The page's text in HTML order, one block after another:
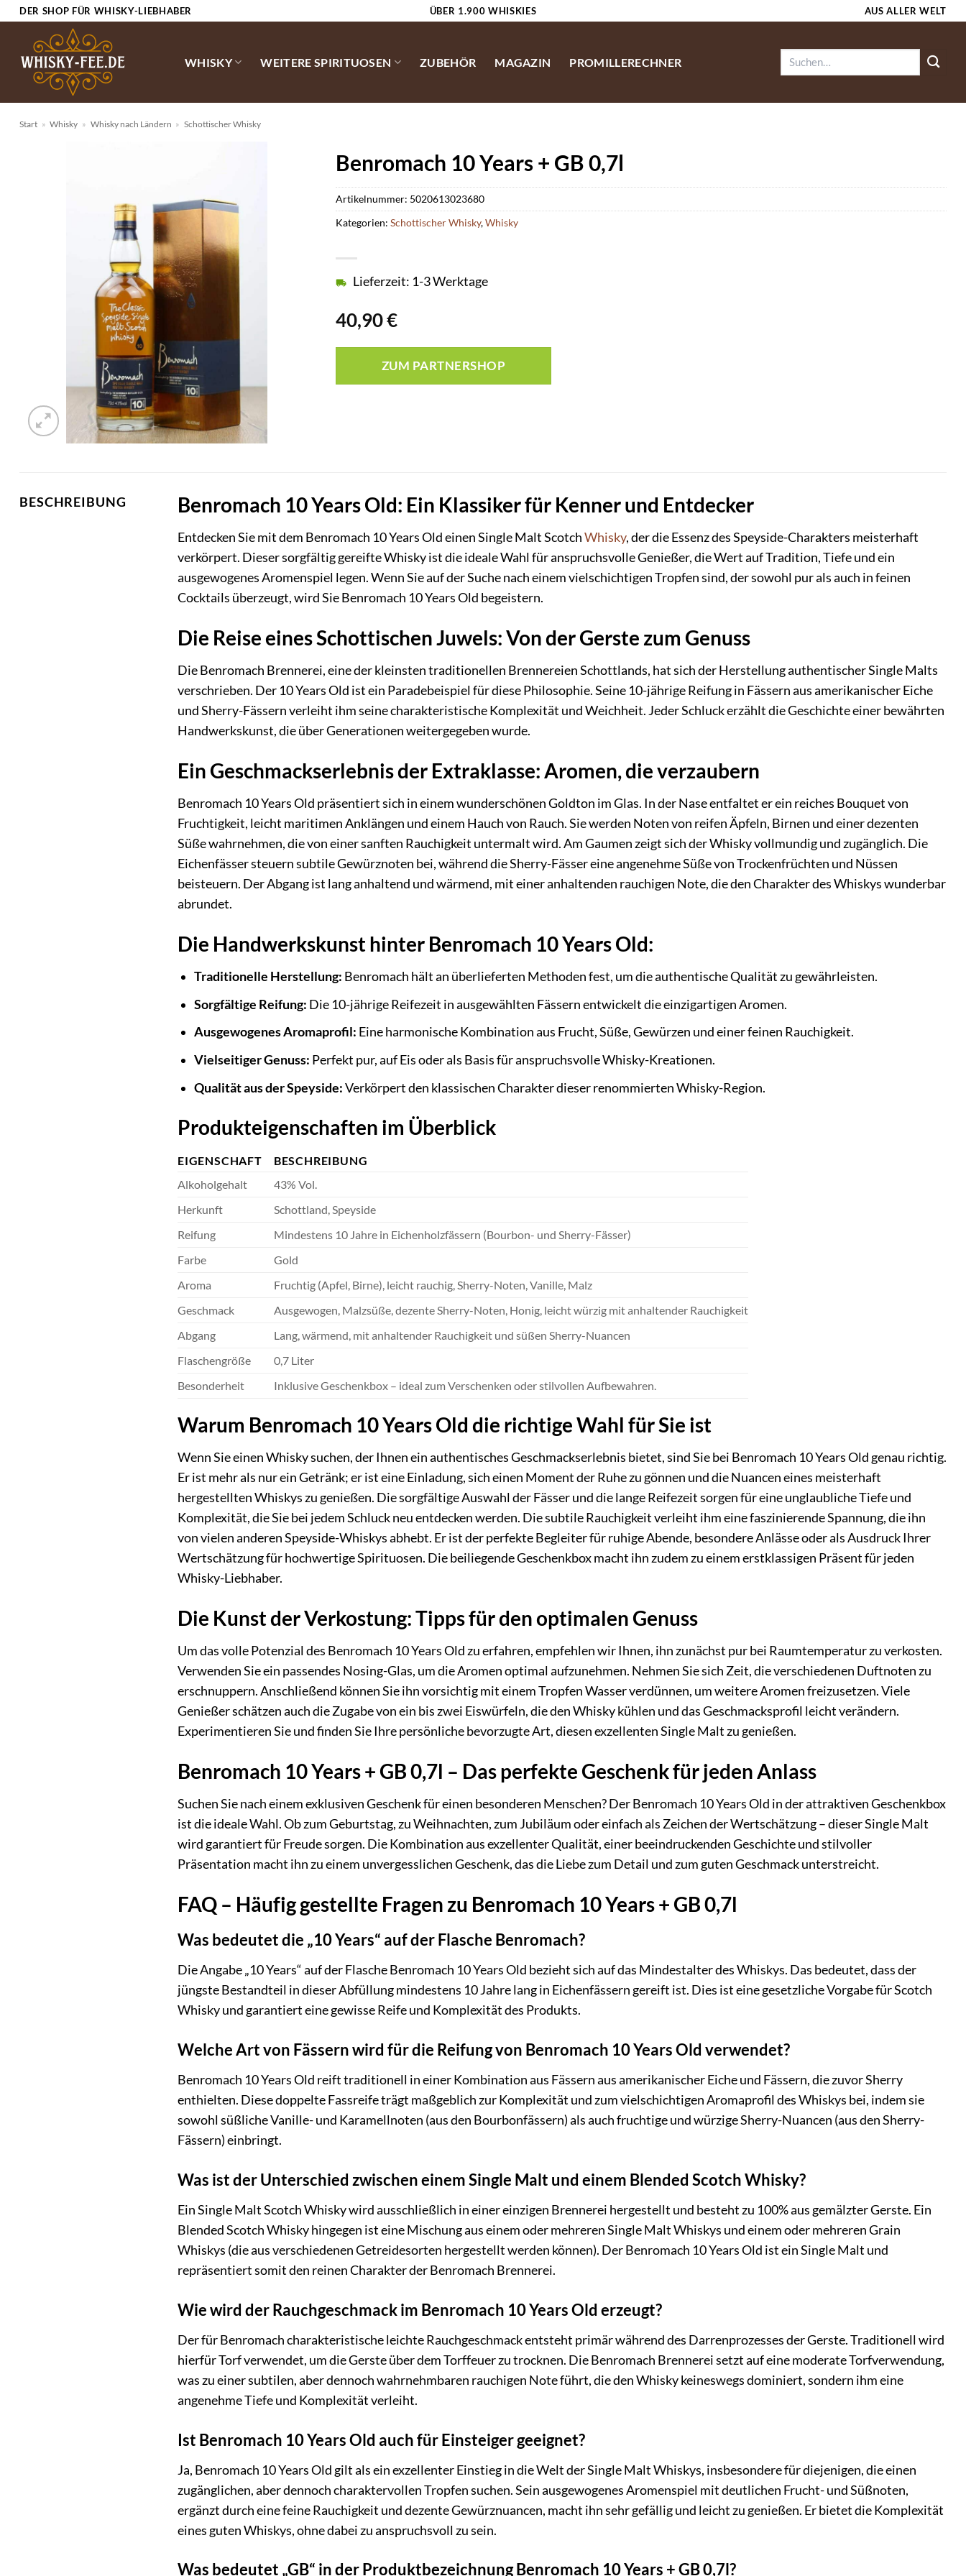
Zum
springen
DER SHOP FÜR WHISKY-LIEBHABER ÜBER 1.900 WHISKIES AUS ALLER WELT
WHISKY WEITERE SPIRITUOSEN ZUBEHÖR MAGAZIN PROMILLERECHNER
Suchen
Start » Whisky » Whisky nach Ländern » Schottischer Whisky
Benromach 10 Years + GB 0,7l
40,90€
Lieferzeit: 1-3 Werktage
ZUM PARTNERSHOP
Artikelnummer: 5020613023680
Kategorien: Schottischer Whisky,Whisky
BESCHREIBUNG Benromach 10 Years Old: Ein Klassiker für Kenner und Entdecker
Entdecken Sie mit dem Benromach 10 Years Old einen Single Malt ScotchWhisky, der die Essenz des Speyside-Charakters meisterhaft
verkörpert. Dieser sorgfältig gereifte Whisky ist die ideale Wahl für anspruchsvolle Genießer, die Wert auf Tradition, Tiefe und ein
ausgewogenes Aromenspiel legen. Wenn Sie auf der Suche nach einem vielschichtigen Tropfen sind, der sowohl pur als auch in feinen
Cocktails überzeugt, wird Sie Benromach 10 Years Old begeistern.
Die Reise eines Schottischen Juwels: Von der Gerste zum Genuss
Die Benromach Brennerei, eine der kleinsten traditionellen Brennereien Schottlands, hat sich der Herstellung authentischer Single Malts
verschrieben. Der 10 Years Old ist ein Paradebeispiel für diese Philosophie. Seine 10-jährige Reifung in Fässern aus amerikanischer Eiche
und Sherry-Fässern verleiht ihm seine charakteristische Komplexität und Weichheit. Jeder Schluck erzählt die Geschichte einer bewährten
Handwerkskunst, die über Generationen weitergegeben wurde.
Ein Geschmackserlebnis der Extraklasse: Aromen, die verzaubern
Benromach 10 Years Old präsentiert sich in einem wunderschönen Goldton im Glas. In der Nase entfaltet er ein reiches Bouquet von
Fruchtigkeit, leicht maritimen Anklängen und einem Hauch von Rauch. Sie werden Noten von reifen Äpfeln, Birnen und einer dezenten
Süße wahrnehmen, die von einer sanften Rauchigkeit untermalt wird. Am Gaumen zeigt sich der Whisky vollmundig und zugänglich. Die
Eichenfässer steuern subtile Gewürznoten bei, während die Sherry-Fässer eine angenehme Süße von Trockenfrüchten und Nüssen
beisteuern. Der Abgang ist lang anhaltend und wärmend, mit einer anhaltenden rauchigen Note, die den Charakter des Whiskys wunderbar
abrundet.
Die Handwerkskunst hinter Benromach 10 Years Old:
Traditionelle Herstellung: Benromach hält an überlieferten Methoden fest, um die authentische Qualität zu gewährleisten.
Sorgfältige Reifung: Die 10-jährige Reifezeit in ausgewählten Fässern entwickelt die einzigartigen Aromen.
Ausgewogenes Aromaprofil: Eine harmonische Kombination aus Frucht, Süße, Gewürzen und einer feinen Rauchigkeit.
Vielseitiger Genuss: Perfekt pur, auf Eis oder als Basis für anspruchsvolle Whisky-Kreationen.
Qualität aus der Speyside:Verkörpert den klassischen Charakter dieser renommierten Whisky-Region.
Produkteigenschaften im Überblick
EIGENSCHAFT
BESCHREIBUNG
Alkoholgehalt
43% Vol.
Herkunft
Schottland, Speyside
Reifung
Mindestens 10 Jahre in Eichenholzfässern (Bourbon- und Sherry-Fässer)
Farbe
Gold
Aroma
Fruchtig (Apfel, Birne), leicht rauchig, Sherry-Noten, Vanille, Malz
Geschmack
Ausgewogen, Malzsüße, dezente Sherry-Noten, Honig, leicht würzig mit anhaltender Rauchigkeit
Abgang
Lang, wärmend, mit anhaltender Rauchigkeit und süßen Sherry-Nuancen
Flaschengröße
0,7 Liter
Besonderheit
Inklusive Geschenkbox – ideal zum Verschenken oder stilvollen Aufbewahren.
Warum Benromach 10 Years Old die richtige Wahl für Sie ist
Wenn Sie einen Whisky suchen, der Ihnen ein authentisches Geschmackserlebnis bietet, sind Sie bei Benromach 10 Years Old genau richtig.
Er ist mehr als nur ein Getränk; er ist eine Einladung, sich einen Moment der Ruhe zu gönnen und die Nuancen eines meisterhaft
hergestellten Whiskys zu genießen. Die sorgfältige Auswahl der Fässer und die lange Reifezeit sorgen für eine unglaubliche Tiefe und
Komplexität, die Sie bei jedem Schluck neu entdecken werden. Die subtile Rauchigkeit verleiht ihm eine faszinierende Spannung, die ihn
von vielen anderen Speyside-Whiskys abhebt. Er ist der perfekte Begleiter für ruhige Abende, besondere Anlässe oder als Ausdruck Ihrer
Wertschätzung für hochwertige Spirituosen. Die beiliegende Geschenkbox macht ihn zudem zu einem erstklassigen Präsent für jeden
Whisky-Liebhaber.
Die Kunst der Verkostung: Tipps für den optimalen Genuss
Um das volle Potenzial des Benromach 10 Years Old zu erfahren, empfehlen wir Ihnen, ihn zunächst pur bei Raumtemperatur zu verkosten.
Verwenden Sie ein passendes Nosing-Glas, um die Aromen optimal aufzunehmen. Nehmen Sie sich Zeit, die verschiedenen Duftnoten zu
erschnuppern. Anschließend können Sie ihn vorsichtig mit einem Tropfen Wasser verdünnen, um weitere Aromen freizusetzen. Viele
Genießer schätzen auch die Zugabe von ein bis zwei Eiswürfeln, die den Whisky kühlen und das Geschmacksprofil leicht verändern.
Experimentieren Sie und finden Sie Ihre persönliche bevorzugte Art, diesen exzellenten Single Malt zu genießen.
Benromach 10 Years + GB 0,7l – Das perfekte Geschenk für jeden Anlass
Suchen Sie nach einem exklusiven Geschenk für einen besonderen Menschen? Der Benromach 10 Years Old in der attraktiven Geschenkbox
ist die ideale Wahl. Ob zum Geburtstag, zu Weihnachten, zum Jubiläum oder einfach als Zeichen der Wertschätzung – dieser Single Malt
wird garantiert für Freude sorgen. Die Kombination aus exzellenter Qualität, einer beeindruckenden Geschichte und stilvoller
Präsentation macht ihn zu einem unvergesslichen Geschenk, das die Liebe zum Detail und zum guten Geschmack unterstreicht.
FAQ – Häufig gestellte Fragen zu Benromach 10 Years + GB 0,7l
Was bedeutet die „10 Years“ auf der Flasche Benromach?
Die Angabe „10 Years“ auf der Flasche Benromach 10 Years Old bezieht sich auf das Mindestalter des Whiskys. Das bedeutet, dass der
jüngste Bestandteil in dieser Abfüllung mindestens 10 Jahre lang in Eichenfässern gereift ist. Dies ist eine gesetzliche Vorgabe für Scotch
Whisky und garantiert eine gewisse Reife und Komplexität des Produkts.
Welche Art von Fässern wird für die Reifung von Benromach 10 Years Old verwendet?
Benromach 10 Years Old reift traditionell in einer Kombination aus Fässern aus amerikanischer Eiche und Fässern, die zuvor Sherry
enthielten. Diese doppelte Fassreife trägt maßgeblich zur Komplexität und zum vielschichtigen Aromaprofil des Whiskys bei, indem sie
sowohl süßliche Vanille- und Karamellnoten (aus den Bourbonfässern) als auch fruchtige und würzige Sherry-Nuancen (aus den Sherry-
Fässern) einbringt.
Was ist der Unterschied zwischen einem Single Malt und einem Blended Scotch Whisky?
Ein Single Malt Scotch Whisky wird ausschließlich in einer einzigen Brennerei hergestellt und besteht zu 100% aus gemälzter Gerste. Ein
Blended Scotch Whisky hingegen ist eine Mischung aus einem oder mehreren Single Malt Whiskys und einem oder mehreren Grain
Whiskys (die aus verschiedenen Getreidesorten hergestellt werden können). Der Benromach 10 Years Old ist ein Single Malt und
repräsentiert somit den reinen Charakter der Benromach Brennerei.
Wie wird der Rauchgeschmack im Benromach 10 Years Old erzeugt?
Der für Benromach charakteristische leichte Rauchgeschmack entsteht primär während des Darrenprozesses der Gerste. Traditionell wird
hierfür Torf verwendet, um die Gerste über dem Torffeuer zu trocknen. Die Benromach Brennerei setzt auf eine moderate Torfverwendung,
was zu einer subtilen, aber dennoch wahrnehmbaren rauchigen Note führt, die den Whisky keineswegs dominiert, sondern ihm eine
angenehme Tiefe und Komplexität verleiht.
Ist Benromach 10 Years Old auch für Einsteiger geeignet?
Ja, Benromach 10 Years Old gilt als ein exzellenter Einstieg in die Welt der Single Malt Whiskys, insbesondere für diejenigen, die einen
zugänglichen, aber dennoch charaktervollen Tropfen suchen. Sein ausgewogenes Aromenspiel mit deutlichen Frucht- und Süßnoten,
ergänzt durch eine feine Rauchigkeit und dezente Gewürznuancen, macht ihn sehr gefällig und leicht zu genießen. Er bietet die Komplexität
eines guten Whiskys, ohne dabei zu anspruchsvoll zu sein.
Was bedeutet „GB“ in der Produktbezeichnung Benromach 10 Years + GB 0,7l?